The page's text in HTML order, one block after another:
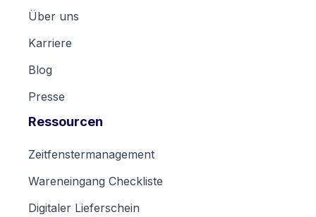
Über uns
Karriere
Blog
Presse
Ressourcen
Zeitfenstermanagement
Wareneingang Checkliste
Digitaler Lieferschein